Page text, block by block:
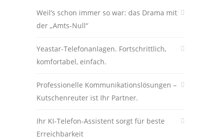
Weil’s schon immer so war: das Drama mit
der „Amts-Null“
Yeastar-Telefonanlagen. Fortschrittlich,
komfortabel, einfach.
Professionelle Kommunikationslösungen –
Kutschenreuter ist Ihr Partner.
Ihr KI-Telefon-Assistent sorgt für beste
Erreichbarkeit